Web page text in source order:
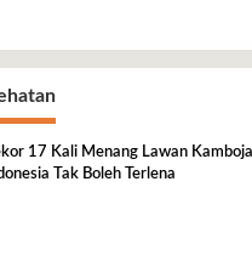
17 Kali Menang Lawan
Tak Boleh Terlena